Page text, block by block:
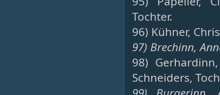
Tochter.
96) Kühner,
97) Brechinn,
98)
Schneiders,